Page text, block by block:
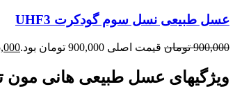
عسل طبیعی نسل سوم گودکرت UHF3
900,000 تومان قیمت اصلی 900,000 تومان بود.
ویژگیهای عسل طبیعی هانی مون